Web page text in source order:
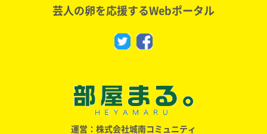
芸人の卵を応援するWebポータル
運営：株式会社城南コミュニティ